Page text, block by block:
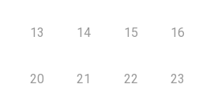
13 14 15 16
20 21 22 23